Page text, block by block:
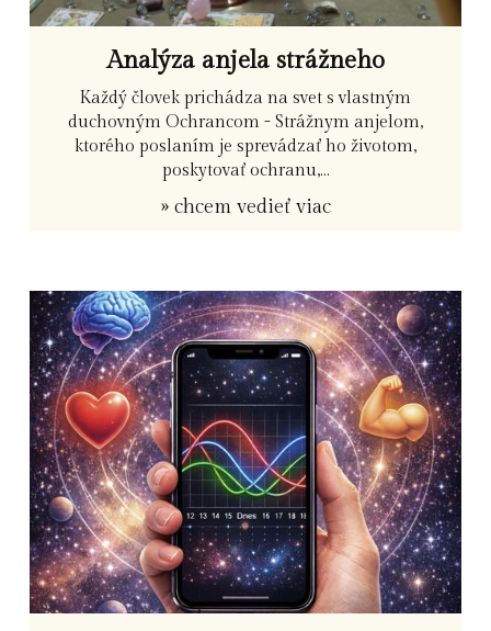
Analýza anjela strážneho
Každý človek prichádza na svet s vlastným
duchovným Ochrancom - Strážnym anjelom,
ktorého poslaním je sprevádzať ho životom,
poskytovať ochranu,...
» chcem vedieť viac